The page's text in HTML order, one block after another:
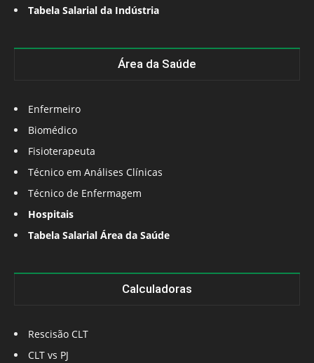
Tabela Salarial da Indústria
Área da Saúde
Enfermeiro
Biomédico
Fisioterapeuta
Técnico em Análises Clínicas
Técnico de Enfermagem
Hospitais
Tabela Salarial Área da Saúde
Calculadoras
Rescisão CLT
CLT vs PJ